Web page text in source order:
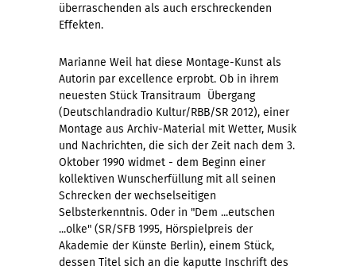
überraschenden als auch erschreckenden
Effekten.
Marianne Weil hat diese Montage-Kunst als
Autorin par excellence erprobt. Ob in ihrem
neuesten Stück Transitraum  Übergang
(Deutschlandradio Kultur/RBB/SR 2012), einer
Montage aus Archiv-Material mit Wetter, Musik
und Nachrichten, die sich der Zeit nach dem 3.
Oktober 1990 widmet - dem Beginn einer
kollektiven Wunscherfüllung mit all seinen
Schrecken der wechselseitigen
Selbsterkenntnis. Oder in "Dem ...eutschen
...olke" (SR/SFB 1995, Hörspielpreis der
Akademie der Künste Berlin), einem Stück,
dessen Titel sich an die kaputte Inschrift des